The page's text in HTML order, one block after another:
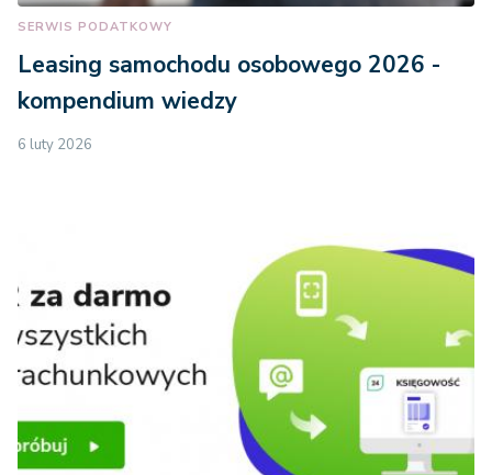
SERWIS PODATKOWY
Leasing samochodu osobowego 2026 -
kompendium wiedzy
6 luty 2026